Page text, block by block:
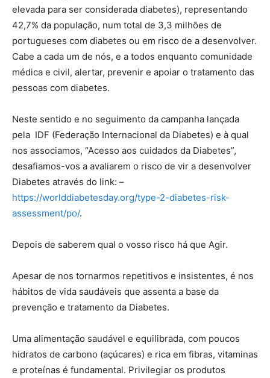
elevada para ser considerada diabetes), representando
42,7% da população, num total de 3,3 milhões de
portugueses com diabetes ou em risco de a desenvolver.
Cabe a cada um de nós, e a todos enquanto comunidade
médica e civil, alertar, prevenir e apoiar o tratamento das
pessoas com diabetes.
Neste sentido e no seguimento da campanha lançada
pela IDF (Federação Internacional da Diabetes) e à qual
nos associamos, “Acesso aos cuidados da Diabetes”,
desafiamos-vos a avaliarem o risco de vir a desenvolver
Diabetes através do link: –
https://worlddiabetesday.org/type-2-diabetes-risk-
assessment/po/.
Depois de saberem qual o vosso risco há que Agir.
Apesar de nos tornarmos repetitivos e insistentes, é nos
hábitos de vida saudáveis que assenta a base da
prevenção e tratamento da Diabetes.
Uma alimentação saudável e equilibrada, com poucos
hidratos de carbono (açúcares) e rica em fibras, vitaminas
e proteínas é fundamental. Privilegiar os produtos